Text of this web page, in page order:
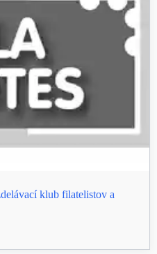
klub filatelistov a